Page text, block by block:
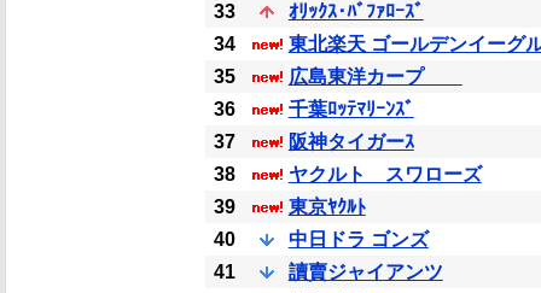
33
ｵﾘｯｸｽ･ﾊﾞﾌｧﾛｰｽﾞ
34
東北楽天 ゴールデンイーグ
35
広島東洋カープ
36
千葉ﾛｯﾃﾏﾘｰﾝｽﾞ
37
阪神タイガーｽ
38
ヤクルト スワローズ
39
東京ﾔｸﾙﾄ
40
中日ドラ ゴンズ
41
讀賣ジャイアンツ